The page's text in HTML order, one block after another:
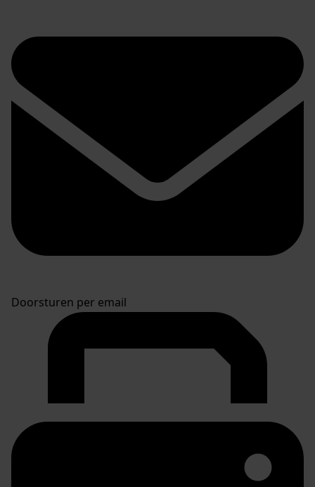
Doorsturen per email